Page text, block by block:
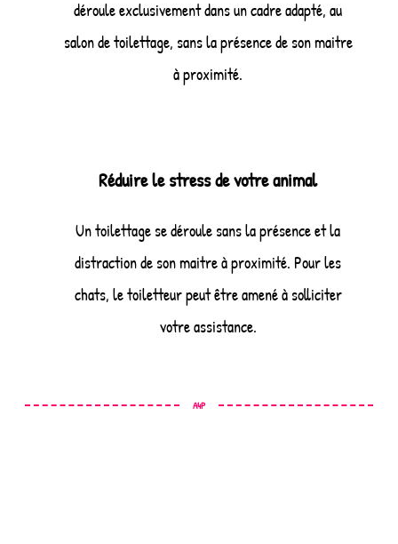
déroule exclusivement dans un cadre adapté, au
salon de toilettage, sans la présence de son maitre
à proximité.
Réduire le stress de votre animal
Un toilettage se déroule sans la présence et la
distraction de son maitre à proximité. Pour les
chats, le toiletteur peut être amené à solliciter
votre assistance.
A4P